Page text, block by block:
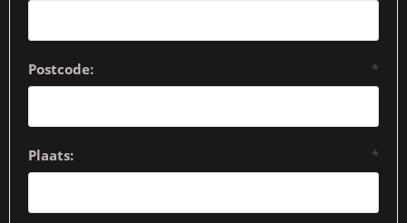
Postcode: *
Plaats: *